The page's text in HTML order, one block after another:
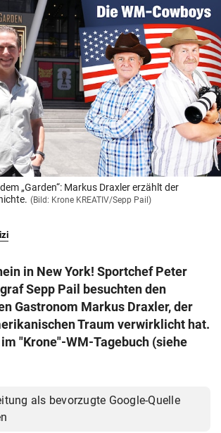
GmbH & Co KG 2026
Wien
„Garden“: Markus Draxler erzählt der
(Bild: Krone KREATIV/Sepp Pail)
in New York! Sportchef Peter
Sepp Pail besuchten den
Gastronom Markus Draxler, der
Traum verwirklicht hat.
"Krone"-WM-Tagebuch (siehe
als bevorzugte Google-Quelle